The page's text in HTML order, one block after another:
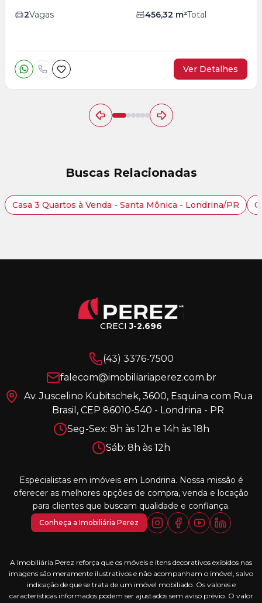
2Vagas 456,32 m²Total
Ver Detalhes
Buscas Relacionadas
Casa 3 Quartos à Venda - Santa Mônica - Londrina/PR
CRECIJ-2.696
(43) 3376-7500
falecom@imobiliariaperez.com.br
Av. Juscelino Kubitschek, 3600, Esquina com Rua
Brasil, CEP 86010-540 - Londrina - PR
Seg-Sex: 8h às 12h e 14h às 18h
Sáb: 8h às 12h
Especialistas em imóveis em Londrina. Nossa missão é
oferecer as melhores opções de compra, venda e locação
para clientes que buscam qualidade e confiança.
Conheça a Imobiliária Perez
A Imobiliária Perez reforça que os móveis e itens decorativos exibidos nas
imagens são meramente ilustrativos e não acompanham o imóvel, salvo
indicação de que se trata de um imóvel mobiliado. Os valores e
características informados podem ser ajustados sem aviso prévio. O valor